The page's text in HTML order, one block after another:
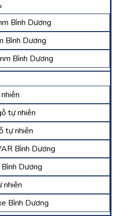
Bình Dương
Bình Dương
Bình Dương
tự nhiên
tự nhiên
Bình Dương
Dương
nhiên
Bình Dương